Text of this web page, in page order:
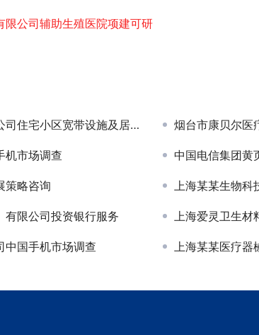
限公司辅助生殖医院项建可研
小区宽带设施及居民消费调查 烟台市康贝尔医疗
机市场调查 中国电信集团黄
策略咨询 上海某某生物科
有限公司投资银行服务 上海爱灵卫生材
中国手机市场调查 上海某某医疗器